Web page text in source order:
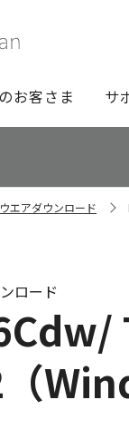
お客さま サ
エアダウンロード
ロード